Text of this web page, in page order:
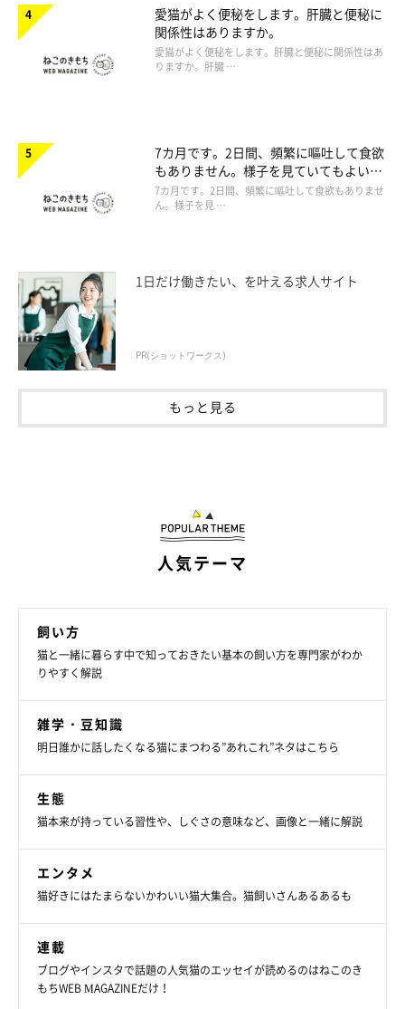
愛猫がよく便秘をします。肝臓と便秘に
関係性はありますか。
愛猫がよく便秘をします。肝臓と便秘に関係性はあ
りますか。肝臓 …
7カ月です。2日間、頻繁に嘔吐して食欲
もありません。様子を見ていてもよいで
しょうか。
7カ月です。2日間、頻繁に嘔吐して食欲もありませ
ん。様子を見 …
1日だけ働きたい、を叶える求人サイト
PR(ショットワークス)
もっと見る
人気テーマ
飼い方
猫と一緒に暮らす中で知っておきたい基本の飼い方を専門家がわか
りやすく解説
雑学・豆知識
明日誰かに話したくなる猫にまつわる”あれこれ”ネタはこちら
生態
猫本来が持っている習性や、しぐさの意味など、画像と一緒に解説
エンタメ
猫好きにはたまらないかわいい猫大集合。猫飼いさんあるあるも
連載
ブログやインスタで話題の人気猫のエッセイが読めるのはねこのき
もちWEB MAGAZINEだけ！